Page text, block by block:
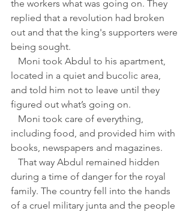
the workers what was going on. They
replied that a revolution had broken
out and that the king's supporters were
being sought.
located in a quiet and bucolic area,
and told him not to leave until they
figured out what’s going on.
including food, and provided him with
books, newspapers and magazines.
during a time of danger for the royal
family. The country fell into the hands
of a cruel military junta and the people